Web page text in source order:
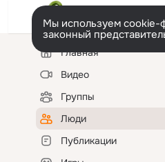
Мы используем cookie-
законный
Левая
колонкаГлавная
Видео
Группы
Люди
Публикации